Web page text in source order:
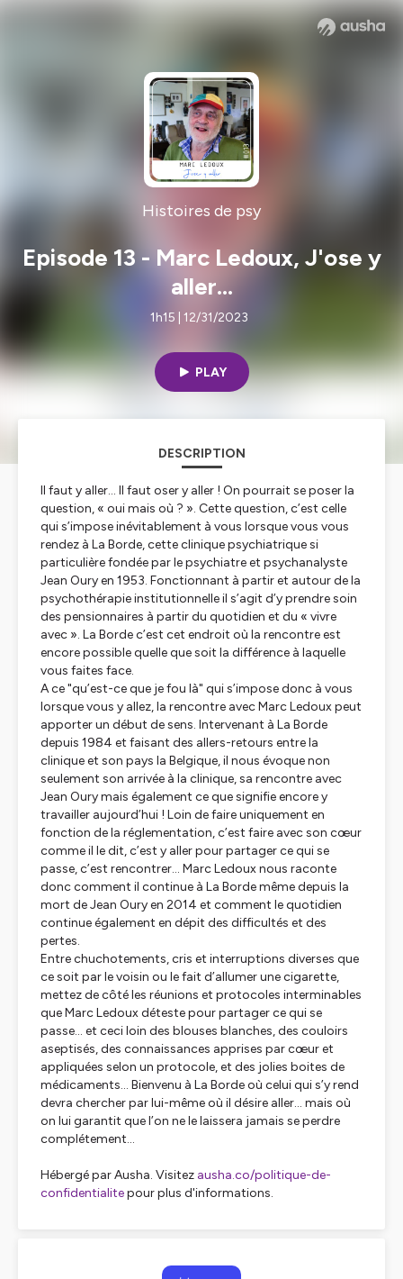
Histoires de psy
Episode 13 - Marc Ledoux, J'ose y
aller...
1h15 | 12/31/2023
PLAY
DESCRIPTION
Il faut y aller… Il faut oser y aller ! On pourrait se poser la
question, « oui mais où ? ». Cette question, c’est celle
qui s’impose inévitablement à vous lorsque vous vous
rendez à La Borde, cette clinique psychiatrique si
particulière fondée par le psychiatre et psychanalyste
Jean Oury en 1953. Fonctionnant à partir et autour de la
psychothérapie institutionnelle il s’agit d’y prendre soin
des pensionnaires à partir du quotidien et du « vivre
avec ». La Borde c’est cet endroit où la rencontre est
encore possible quelle que soit la différence à laquelle
vous faites face.
A ce "qu’est-ce que je fou là" qui s’impose donc à vous
lorsque vous y allez, la rencontre avec Marc Ledoux peut
apporter un début de sens. Intervenant à La Borde
depuis 1984 et faisant des allers-retours entre la
clinique et son pays la Belgique, il nous évoque non
seulement son arrivée à la clinique, sa rencontre avec
Jean Oury mais également ce que signifie encore y
travailler aujourd’hui ! Loin de faire uniquement en
fonction de la réglementation, c’est faire avec son cœur
comme il le dit, c’est y aller pour partager ce qui se
passe, c’est rencontrer… Marc Ledoux nous raconte
donc comment il continue à La Borde même depuis la
mort de Jean Oury en 2014 et comment le quotidien
continue également en dépit des difficultés et des
pertes.
Entre chuchotements, cris et interruptions diverses que
ce soit par le voisin ou le fait d’allumer une cigarette,
mettez de côté les réunions et protocoles interminables
que Marc Ledoux déteste pour partagerce qui se
passe… et ceci loin des blouses blanches, des couloirs
aseptisés, des connaissances apprises par cœur et
appliquées selon un protocole, et des jolies boites de
médicaments… Bienvenu à La Borde où celui qui s’y rend
devra chercher par lui-même où il désire aller… mais où
on lui garantit que l’on ne le laissera jamais se perdre
complétement…
Hébergé par Ausha. Visitez ausha.co/politique-de-
confidentialitepour plus d'informations.